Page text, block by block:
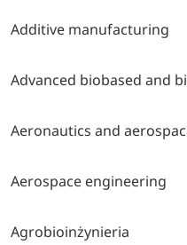
Additive manufacturing
Advanced biobased and
Aeronautics and
Aerospace engineering
Agrobioinżynieria